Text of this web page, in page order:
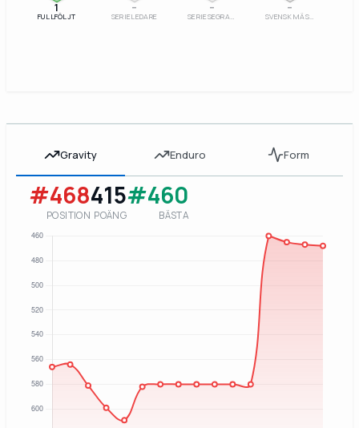
Gravity Enduro Form
#468
POSITION
415
POÄNG
#460
BÄSTA
1
FULLFÖLJT
–
SERIELEDARE
–
SERIESEGRARE
–
SVENSK MÄSTARE